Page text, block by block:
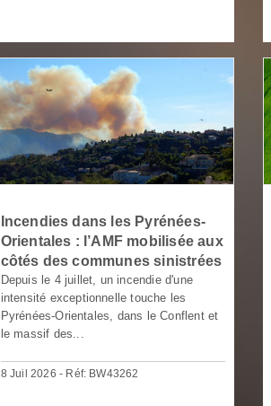
Incendies dans les Pyrénées-
Orientales : l’AMF mobilisée aux
côtés des communes sinistrées
Depuis le 4 juillet, un incendie d'une
intensité exceptionnelle touche les
Pyrénées-Orientales, dans le Conflent et
le massif des...
8 Juil 2026 - Réf: BW43262